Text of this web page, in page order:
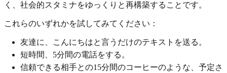
く、社会的スタミナをゆっくりと再構築することです。
これらのいずれかを試してみてください：
友達に、こんにちはと言うだけのテキストを送る。
短時間、5分間の電話をする。
信頼できる相手との15分間のコーヒーのような、予定さ